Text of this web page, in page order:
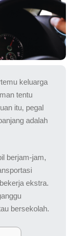
keluarga
tentu
itu, pegal
adalah
berjam-jam,
ekstra.
bersekolah.